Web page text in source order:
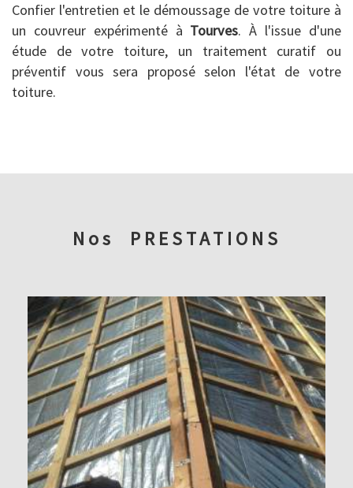
Confier l'entretien et le démoussage de votre toiture à
un couvreur expérimenté à Tourves. À l'issue d'une
étude de votre toiture, un traitement curatif ou
préventif vous sera proposé selon l'état de votre
toiture.
Nos PRESTATIONS